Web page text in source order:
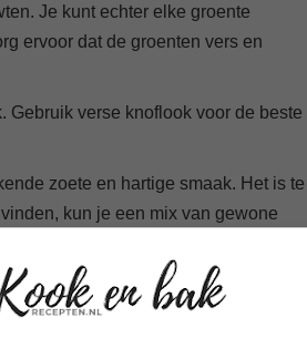
Je kunt echter elke groente
ervoor dat de groenten vers en
Gebruik verse knoflook voor de beste
zoete en hartige smaak. Het is te
kun je een mix van gewone
weglaten als je niet van pittig houdt.
af!